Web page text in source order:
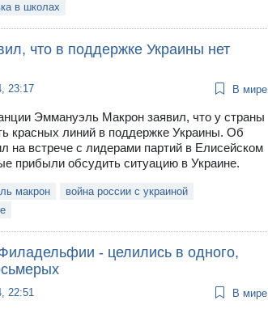
в школах
что в поддержке Украины нет
23:17 В мире
Эммануэль Макрон заявил, что у страны
красных линий в поддержке Украины. Об
на встрече с лидерами партий в Елисейском
прибыли обсудить ситуацию в Украине.
макрон
война россии с украиной
- целились в одного,
22:51 В мире